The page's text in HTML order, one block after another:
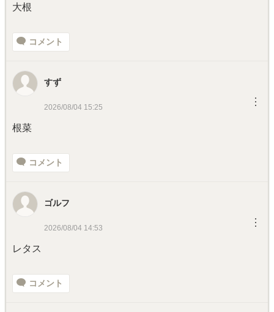
大根
コメント
すず
2026/08/04 15:25 ︙
根菜
コメント
ゴルフ
2026/08/04 14:53 ︙
レタス
コメント